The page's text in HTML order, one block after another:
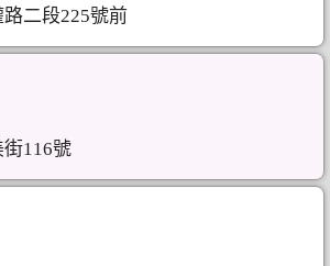
二段225號前
116號